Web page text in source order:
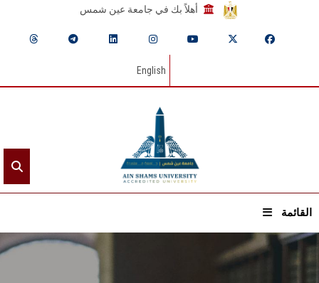
أهلاً بك في جامعة عين شمس
English
القائمة
الرئيسيـة